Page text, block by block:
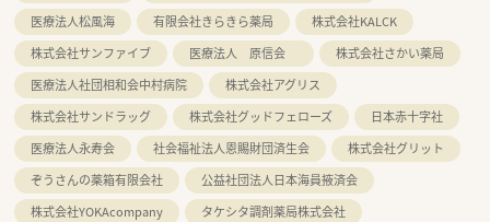
医療法人松風海
有限会社きらきら薬局
株式会社KALCK
株式会社サンファイブ
医療法人 原信会
株式会社さかい薬局
医療法人社団相和会中村病院
株式会社アグリス
株式会社サンドラッグ
株式会社グッドフェローズ
日本赤十字社
医療法人永寿会
社会福祉法人恩賜財団済生会
株式会社グリット
ぞうさんの薬箱有限会社
公益社団法人日本海員掖済会
株式会社YOKAcompany
タケシタ調剤薬局株式会社